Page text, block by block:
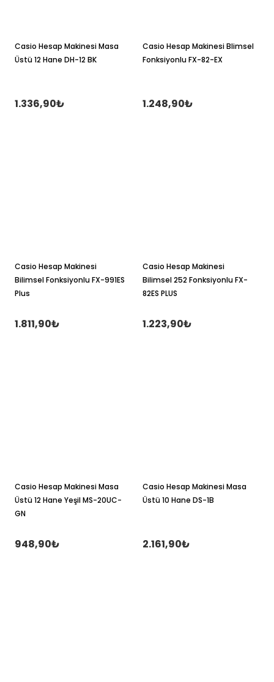
Casio Hesap Makinesi Masa
Üstü 12 Hane DH-12 BK
1.336,90₺
Casio Hesap Makinesi Blimsel
Fonksiyonlu FX-82-EX
1.248,90₺
Casio Hesap Makinesi
Bilimsel Fonksiyonlu FX-991ES
Plus
1.811,90₺
Casio Hesap Makinesi
Bilimsel 252 Fonksiyonlu FX-
82ES PLUS
1.223,90₺
Casio Hesap Makinesi Masa
Üstü 12 Hane Yeşil MS-20UC-
GN
948,90₺
Casio Hesap Makinesi Masa
Üstü 10 Hane DS-1B
2.161,90₺